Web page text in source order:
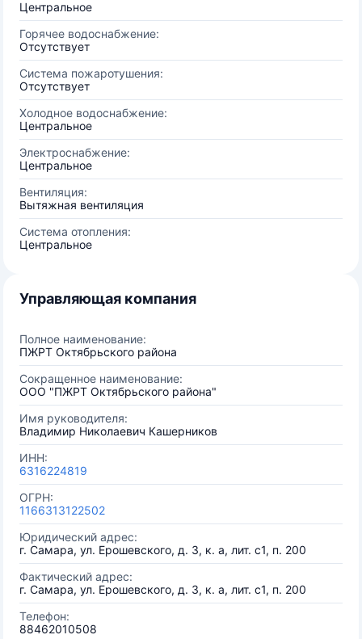
Центральное
Горячее водоснабжение:
Отсутствует
Система пожаротушения:
Отсутствует
Холодное водоснабжение:
Центральное
Электроснабжение:
Центральное
Вентиляция:
Вытяжная вентиляция
Система отопления:
Центральное
Управляющая компания
Полное наименование:
ПЖРТ Октябрьского района
Сокращенное наименование:
ООО "ПЖРТ Октябрьского района"
Имя руководителя:
Владимир Николаевич Кашерников
ИНН:
6316224819
ОГРН:
1166313122502
Юридический адрес:
г. Самара, ул. Ерошевского, д. 3, к. а, лит. с1, п. 200
Фактический адрес:
г. Самара, ул. Ерошевского, д. 3, к. а, лит. с1, п. 200
Телефон:
88462010508